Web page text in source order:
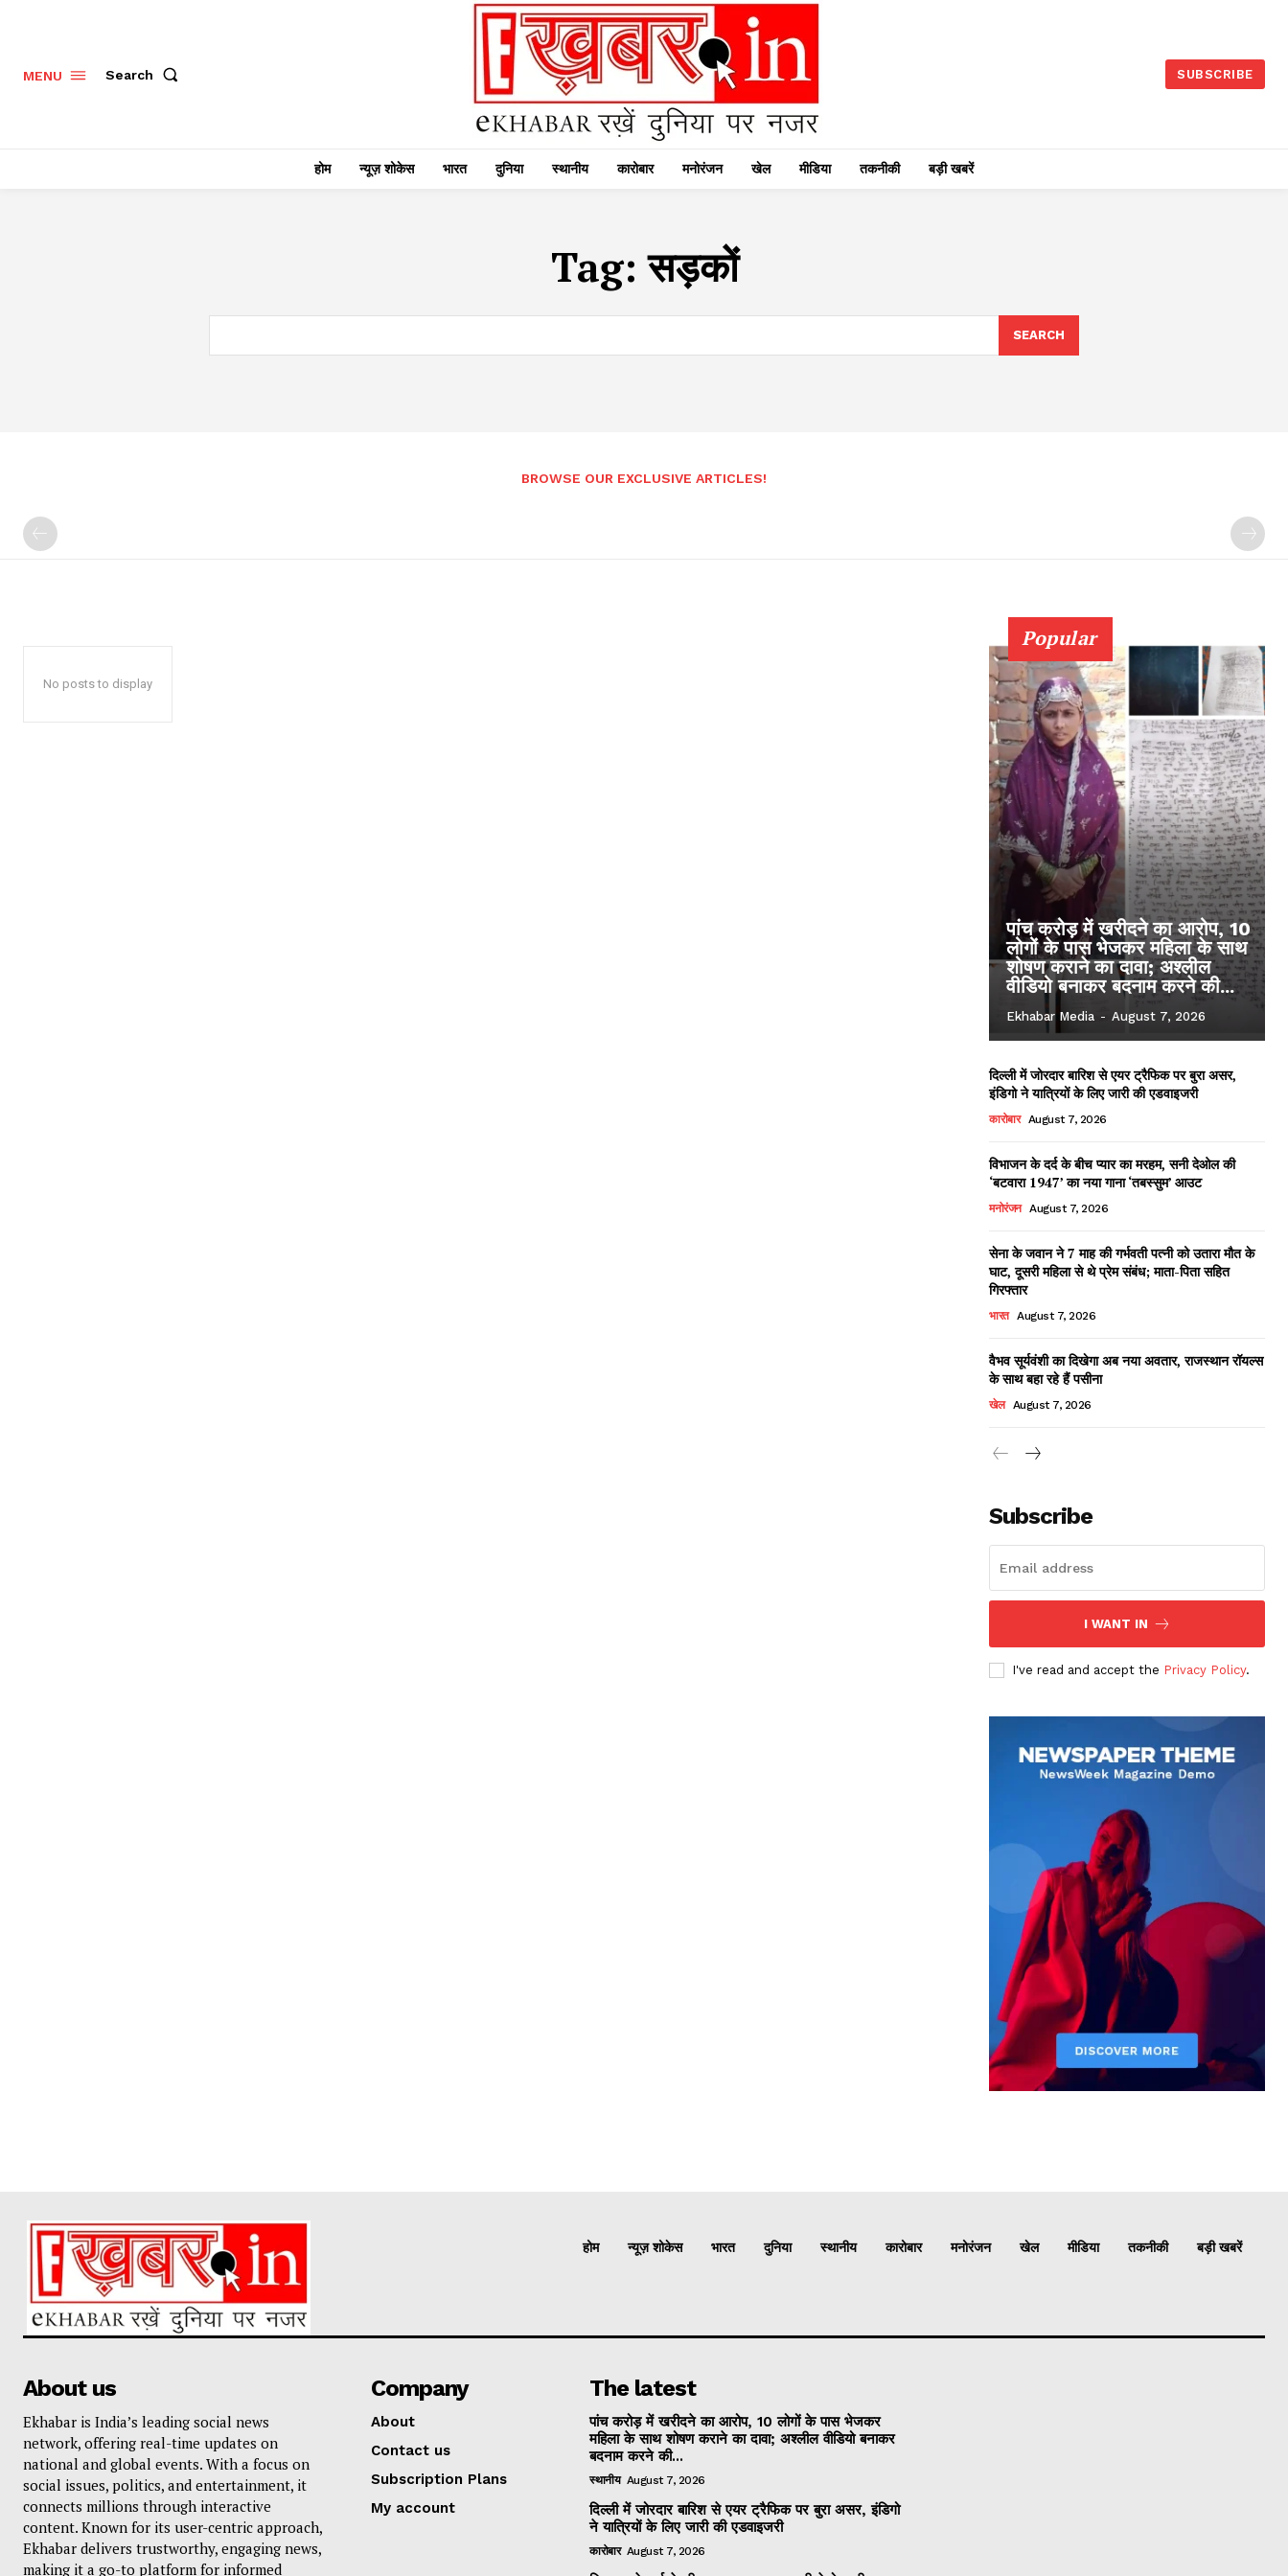
MENU Search SUBSCRIBE
होम न्यूज़ शोकेस भारत दुनिया स्थानीय कारोबार मनोरंजन खेल मीडिया तकनीकी बड़ी खबरें
Tag:सड़कों
SEARCH
BROWSE OUR EXCLUSIVE ARTICLES!
No posts to display
Popular
पांच करोड़ में खरीदने का आरोप, 10
लोगों के पास भेजकर महिला के साथ
शोषण कराने का दावा; अश्लील
वीडियो बनाकर बदनाम करने की...
Ekhabar Media - August 7, 2026
दिल्ली में जोरदार बारिश से एयर ट्रैफिक पर बुरा असर,
इंडिगो ने यात्रियों के लिए जारी की एडवाइजरी
कारोबार August 7, 2026
विभाजन के दर्द के बीच प्यार का मरहम, सनी देओल की
‘बटवारा 1947’ का नया गाना ‘तबस्सुम’ आउट
मनोरंजन August 7, 2026
सेना के जवान ने 7 माह की गर्भवती पत्नी को उतारा मौत के
घाट, दूसरी महिला से थे प्रेम संबंध; माता-पिता सहित
गिरफ्तार
भारत August 7, 2026
वैभव सूर्यवंशी का दिखेगा अब नया अवतार, राजस्थान रॉयल्स
के साथ बहा रहे हैं पसीना
खेल August 7, 2026
Subscribe
I WANT IN
I've read and accept the Privacy Policy.
होम न्यूज़ शोकेस भारत दुनिया स्थानीय कारोबार मनोरंजन खेल मीडिया तकनीकी बड़ी खबरें
About us
Ekhabar is India’s leading social news
network, offering real-time updates on
national and global events. With a focus on
social issues, politics, and entertainment, it
connects millions through interactive
content. Known for its user-centric approach,
Ekhabar delivers trustworthy, engaging news,
making it a go-to platform for informed
Company
About
Contact us
Subscription Plans
My account
The latest
पांच करोड़ में खरीदने का आरोप, 10 लोगों के पास भेजकर
महिला के साथ शोषण कराने का दावा; अश्लील वीडियो बनाकर
बदनाम करने की...
स्थानीय August 7, 2026
दिल्ली में जोरदार बारिश से एयर ट्रैफिक पर बुरा असर, इंडिगो
ने यात्रियों के लिए जारी की एडवाइजरी
कारोबार August 7, 2026